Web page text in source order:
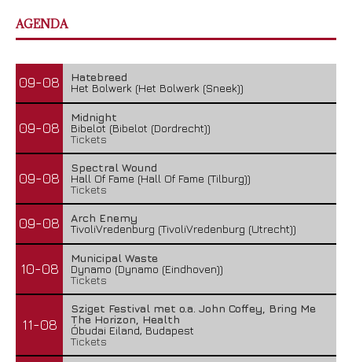
AGENDA
09-08
Hatebreed
Het Bolwerk (Het Bolwerk (Sneek))
09-08
Midnight
Bibelot (Bibelot (Dordrecht))
Tickets
09-08
Spectral Wound
Hall Of Fame (Hall Of Fame (Tilburg))
Tickets
09-08
Arch Enemy
TivoliVredenburg (TivoliVredenburg (Utrecht))
10-08
Municipal Waste
Dynamo (Dynamo (Eindhoven))
Tickets
11-08
Sziget Festival met o.a. John Coffey, Bring Me
The Horizon, Health
Óbudai Eiland, Budapest
Tickets